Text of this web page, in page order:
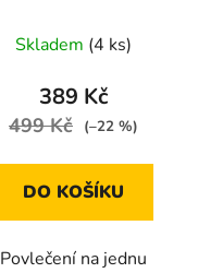
Skladem (4 ks)
389 Kč
499 Kč (–22 %)
DO KOŠÍKU
Povlečení na jednu